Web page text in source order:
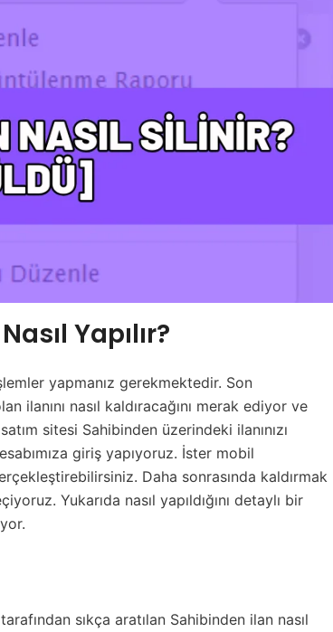
Yapılır?
yapmanız gerekmektedir. Son
ilanını nasıl kaldıracağını merak ediyor ve
sitesi Sahibinden üzerindeki ilanınızı
giriş yapıyoruz. İster mobil
Daha sonrasında kaldırmak
Yukarıda nasıl yapıldığını detaylı bir
sıkça aratılan Sahibinden ilan nasıl